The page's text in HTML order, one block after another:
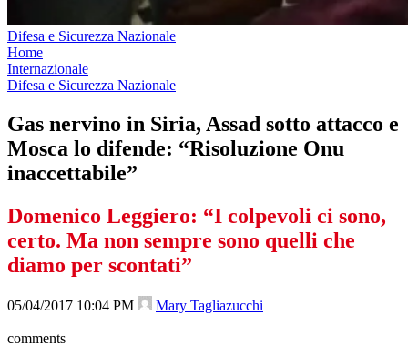
Difesa e Sicurezza Nazionale
Home
Internazionale
Difesa e Sicurezza Nazionale
Gas nervino in Siria, Assad sotto attacco e
Mosca lo difende: “Risoluzione Onu
inaccettabile”
Domenico Leggiero: “I colpevoli ci sono,
certo. Ma non sempre sono quelli che
diamo per scontati”
05/04/2017 10:04 PM Mary Tagliazucchi
comments